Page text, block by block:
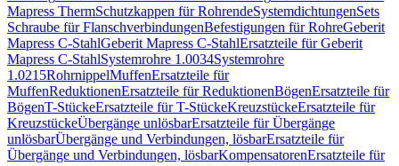
Mapress ThermSchutzkappen für RohrendeSystemdichtungenSets
Schraube für FlanschverbindungenBefestigungen für RohreGeberit
Mapress C-StahlGeberit Mapress C-StahlErsatzteile für Geberit
Mapress C-StahlSystemrohre 1.0034Systemrohre
1.0215RohrnippelMuffenErsatzteile für
MuffenReduktionenErsatzteile für ReduktionenBögenErsatzteile für
BögenT-StückeErsatzteile für T-StückeKreuzstückeErsatzteile für
KreuzstückeÜbergänge unlösbarErsatzteile für Übergänge
unlösbarÜbergänge und Verbindungen, lösbarErsatzteile für
Übergänge und Verbindungen, lösbarKompensatorenErsatzteile für